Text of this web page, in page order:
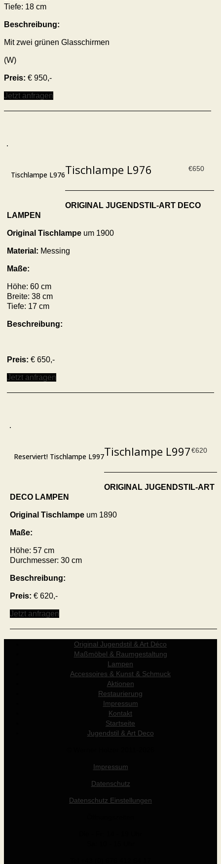
Tiefe: 18 cm
Beschreibung:
Mit zwei grünen Glasschirmen
(W)
Preis: € 950,-
Jetzt anfragen
Tischlampe L976
€650
Tischlampe L976
ORIGINAL JUGENDSTIL-ART DECO
LAMPEN
Original Tischlampe um 1900
Material: Messing
Maße:
Höhe: 60 cm
Breite: 38 cm
Tiefe: 17 cm
Beschreibung:
Preis: € 650,-
Jetzt anfragen
Reserviert! Tischlampe L997
€620
Tischlampe L997
ORIGINAL JUGENDSTIL-ART
DECO LAMPEN
Original Tischlampe um 1890
Maße:
Höhe: 57 cm
Durchmesser: 30 cm
Beschreibung:
Preis: € 620,-
Jetzt anfragen
Original Jugendstil & Art Déco
Maßmöbel & Raumgestaltung
Lampen
Accessoires & Kunst & Schmuck
Aktionen
Restaurierung
Impressum
Kontakt
Startseite
Jugendstil & Art Deco
Impressum
Datenschutz
Datenschutz Einstellungen